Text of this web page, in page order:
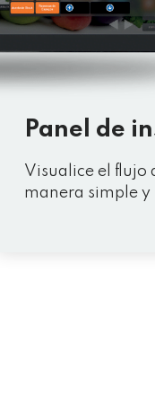
Panel de
Visualice el flujo
manera simple y